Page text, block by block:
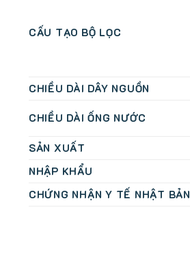
CẤU TẠO BỘ LỌC
CHIỀU DÀI DÂY NGUỒN
CHIỀU DÀI ỐNG NƯỚC
SẢN XUẤT
NHẬP KHẨU
CHỨNG NHẬN Y TẾ NHẬT BẢN